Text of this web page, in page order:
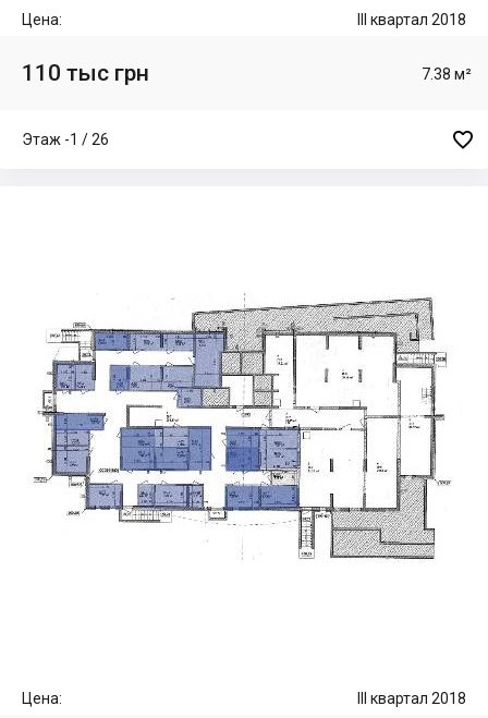
Цена: III квартал 2018
110 тыс грн 7.38 м²
Этаж -1 / 26 
Цена: III квартал 2018